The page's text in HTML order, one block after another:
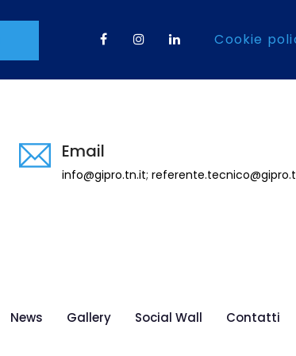
Cookie
Email
info@gipro.tn.it;
News Gallery Social Wall Contatti